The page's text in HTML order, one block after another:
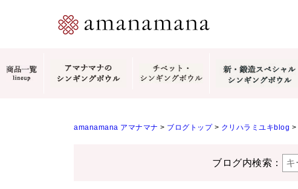
amanamana アマナマナ > ブログトップ> クリハラミユキblog >
ブログ内検索：